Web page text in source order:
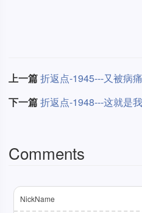
上一篇折返点-1945---又被病
下一篇折返点-1948---这就是
Comments
NickName